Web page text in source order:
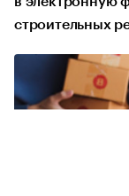
строительных